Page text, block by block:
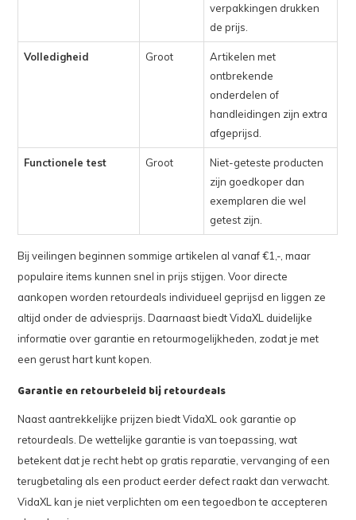
verpakkingen drukken
de prijs.
Volledigheid Groot
Artikelen met
ontbrekende
onderdelen of
handleidingen zijn extra
afgeprijsd.
Functionele test Groot
Niet-geteste producten
zijn goedkoper dan
exemplaren die wel
getest zijn.
Bij veilingen beginnen sommige artikelen al vanaf €1,-, maar
populaire items kunnen snel in prijs stijgen. Voor directe
aankopen worden retourdeals individueel geprijsd en liggen ze
altijd onder de adviesprijs. Daarnaast biedt VidaXL duidelijke
informatie over garantie en retourmogelijkheden, zodat je met
een gerust hart kunt kopen.
Garantie en retourbeleid bij retourdeals
Naast aantrekkelijke prijzen biedt VidaXL ook garantie op
retourdeals. De wettelijke garantie is van toepassing, wat
betekent dat je recht hebt op gratis reparatie, vervanging of een
terugbetaling als een product eerder defect raakt dan verwacht.
VidaXL kan je niet verplichten om een tegoedbon te accepteren